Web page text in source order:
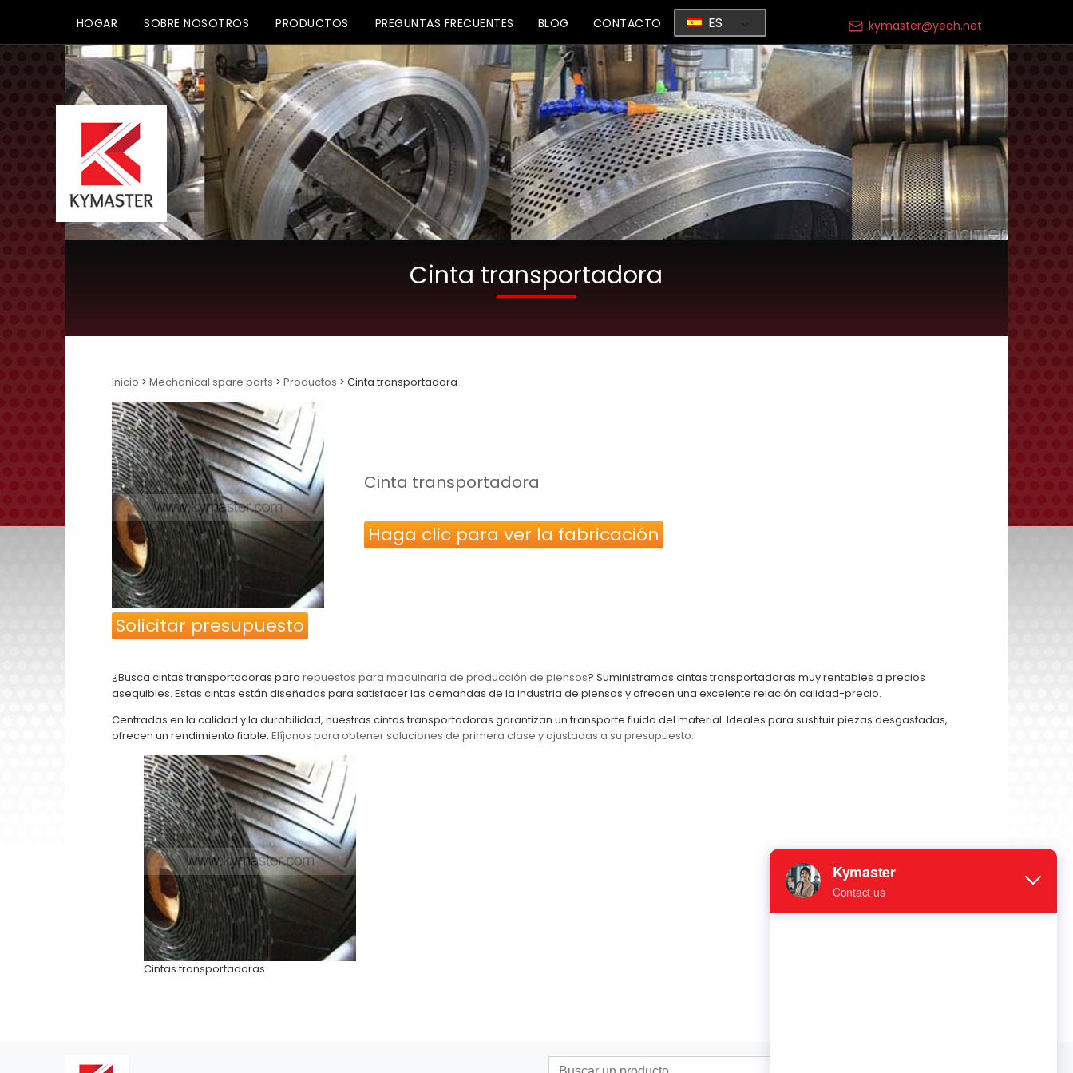
kymaster@yeah.net
HOGAR SOBRE NOSOTROS PRODUCTOS PREGUNTAS FRECUENTES BLOG CONTACTO ES
Cinta transportadora
Inicio > Mechanical spare parts > Productos > Cinta transportadora
Cinta transportadora
Haga clic para ver la fabricación
Solicitar presupuesto
¿Busca cintas transportadoras para repuestos para maquinaria de producción de piensos? Suministramos cintas transportadoras muy rentables a precios
asequibles. Estas cintas están diseñadas para satisfacer las demandas de la industria de piensos y ofrecen una excelente relación calidad-precio.
Centradas en la calidad y la durabilidad, nuestras cintas transportadoras garantizan un transporte fluido del material. Ideales para sustituir piezas desgastadas,
ofrecen un rendimiento fiable. Elíjanos para obtener soluciones de primera clase y ajustadas a su presupuesto.
Cintas transportadoras